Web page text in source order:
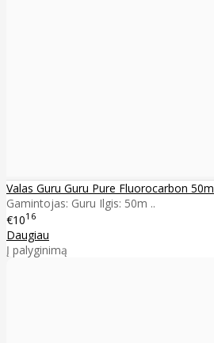
Valas Guru Guru Pure Fluorocarbon 50m
Gamintojas: Guru Ilgis: 50m ..
€1016
Daugiau
Į palyginimą